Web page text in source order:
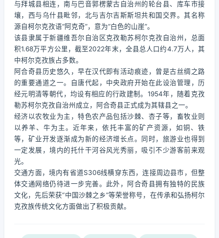
与拜城县相连，南与巴音郭楞蒙古自治州的轮台县、库车市接
壤，西与乌什县毗邻，北与吉尔吉斯斯坦共和国交界。其名称
源自柯尔克孜语“阿克奇”，意为“白色的山崖”。
该县隶属于新疆维吾尔自治区克孜勒苏柯尔克孜自治州，总面
积1.68万平方公里，截至2022年末，全县总人口约4.7万人，其
中柯尔克孜族占多数。
阿合奇县历史悠久，早在汉代即有活动痕迹，曾是古丝绸之路
的重要通道之一。自唐代起，中央政府开始在此设治管理，历
经元明清等朝代，均设有相应的行政建制。1954年，随着克孜
勒苏柯尔克孜自治州成立，阿合奇县正式成为其辖县之一。
经济以农牧业为主，特色农产品包括沙棘、杏子等，畜牧业则
以养羊、牛为主。近年来，依托丰富的矿产资源，如铜、铁
等，矿业开发逐渐成为新的经济增长点。同时，旅游业也得到
一定发展，境内的托什干河谷风光秀丽，吸引不少游客前来观
光。
交通方面，境内有省道S306线横穿东西，连接周边县市，但整
体交通网络仍待进一步完善。此外，阿合奇县拥有独特的民族
文化，先后荣获“中国沙棘之乡”等荣誉称号，在传承和弘扬柯尔
克孜族传统文化方面做出了积极贡献。